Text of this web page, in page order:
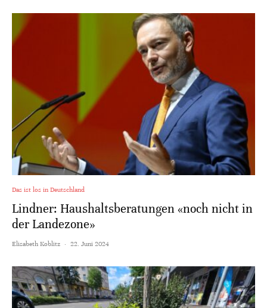
Das ist los in Deutschland
Lindner: Haushaltsberatungen «noch nicht in
der Landezone»
Elisabeth Koblitz · 22. Juni 2024